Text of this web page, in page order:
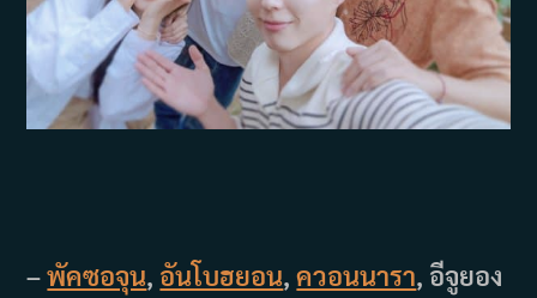
–พัคซอจุน, อันโบฮยอน,ควอนนารา, อีจูยอง